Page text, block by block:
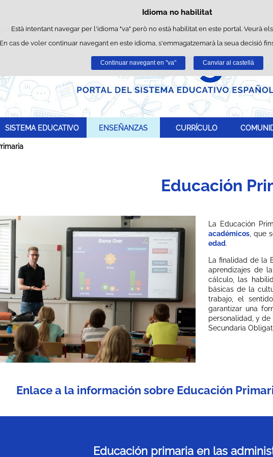
Política de cookies
web utilitza cookies pròpies per a facilitar la navegació i cookies de tercers per a
Podeu obtindre més informació en l'apartat "Cookies" del nostre
Acceptar Rebutjar
Idioma no habilitat
Està intentant navegar per l'idioma "va" però no està habilitat en este portal. Veurà
En cas de voler continuar navegant en este idioma, s'emmagatzemarà la seua decisió
Continuar navegant en "va" Canviar al castellà
Passar al contingut
SISTEMA EDUCATIVO ENSEÑANZAS CURRÍCULO
Educación
La Educación
académicos , que
edad.
La finalidad de la
aprendizajes de
cálculo, las
básicas de la
trabajo, el
garantizar una
personalidad, y
Secundaria
Enlace a la información sobre Educación
Educación primaria en las